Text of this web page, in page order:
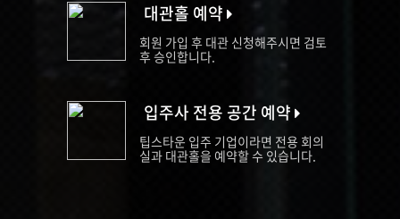
대관홀 예약
회원 가입 후 대관 신청해주시면 검토
후 승인합니다.
입주사 전용 공간 예약
팁스타운 입주 기업이라면 전용 회의
실과 대관홀을 예약할 수 있습니다.